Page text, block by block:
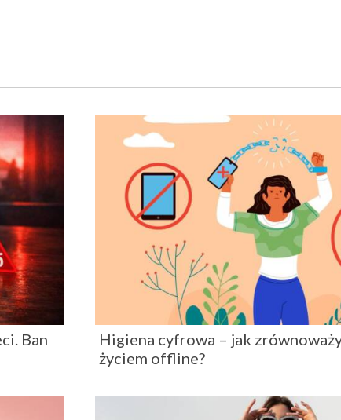
Ban
Higiena cyfrowa – jak
życiem offline?